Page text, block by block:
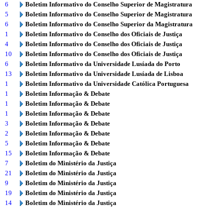
6
Boletim Informativo do Conselho Superior de Magistratura
5
Boletim Informativo do Conselho Superior de Magistratura
6
Boletim Informativo do Conselho Superior da Magistratura
1
Boletim Informativo do Conselho dos Oficiais de Justiça
4
Boletim Informativo do Conselho dos Oficiais de Justiça
10
Boletim Informativo do Conselho dos Oficiais de Justiça
6
Boletim Informativo da Universidade Lusíada do Porto
13
Boletim Informativo da Universidade Lusíada de Lisboa
1
Boletim Informativo da Universidade Católica Portuguesa
1
Boletim Informação & Debate
1
Boletim Informação & Debate
1
Boletim Informação & Debate
3
Boletim Informação & Debate
2
Boletim Informação & Debate
5
Boletim Informação & Debate
15
Boletim Informação & Debate
7
Boletim do Ministério da Justiça
21
Boletim do Ministério da Justiça
9
Boletim do Ministério da Justiça
19
Boletim do Ministério da Justiça
14
Boletim do Ministério da Justiça